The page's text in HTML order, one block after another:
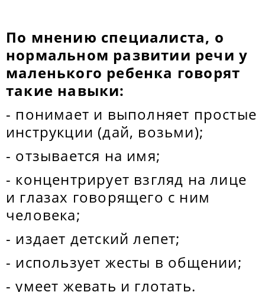
По мнению специалиста, о
нормальном развитии речи у
маленького ребенка говорят
такие навыки:
- понимает и выполняет простые
инструкции (дай, возьми);
- отзывается на имя;
- концентрирует взгляд на лице
и глазах говорящего с ним
человека;
- издает детский лепет;
- использует жесты в общении;
- умеет жевать и глотать.